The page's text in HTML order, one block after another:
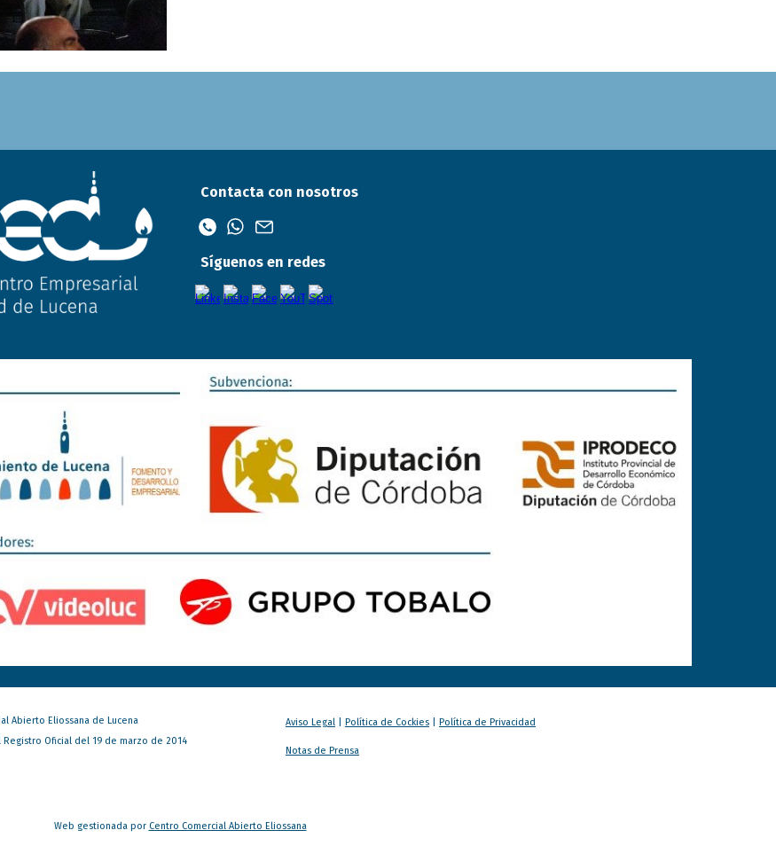
Contacta con nosotros
Síguenos en redes
Abierto Eliossana de Lucena
Oficial del 19 de marzo de 2014
Aviso Legal| Política de Cockies| Política de Privacidad
Notas de Prensa
Web gestionada por Centro Comercial Abierto Eliossana